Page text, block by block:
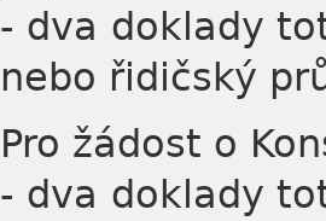
- dva doklady
nebo řidičský
Pro žádost o
- dva doklady